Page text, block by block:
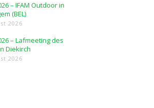
– IFAM Outdoor in
(BEL)
2026
– Lafmeeting des
Diekirch
2026